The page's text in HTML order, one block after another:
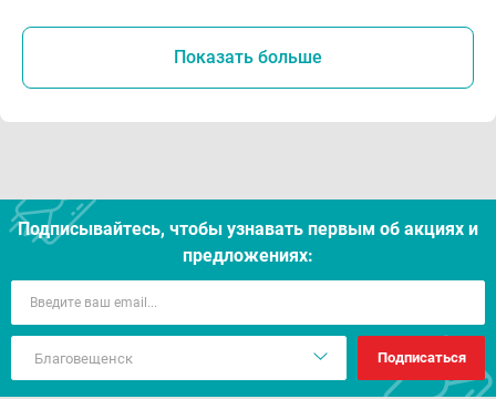
Показать больше
Подписывайтесь, чтобы узнавать первым об акцияx и
предложениях:
Подписаться